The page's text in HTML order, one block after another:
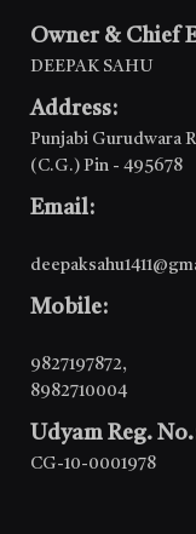
Owner & Chief
DEEPAK SAHU
Address:
Punjabi Gurudwara
(C.G.) Pin - 495678
Email:
Mobile:
9827197872,
8982710004
Udyam Reg.
CG-10-0001978